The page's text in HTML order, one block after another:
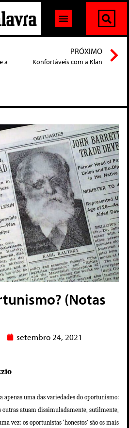
a
PRÓXIMO
Konfortáveis com a Klan
(Notas
setembro 24, 2021
apenas uma das variedades do oportunismo:
outras atuam dissimuladamente, sutilmente,
vez: os oportunistas ‘honestos’ são os mais